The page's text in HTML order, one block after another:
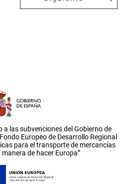
a las subvenciones del Gobierno de
Europeo de Desarrollo Regional
para el transporte de mercancías
manera de hacer Europa”